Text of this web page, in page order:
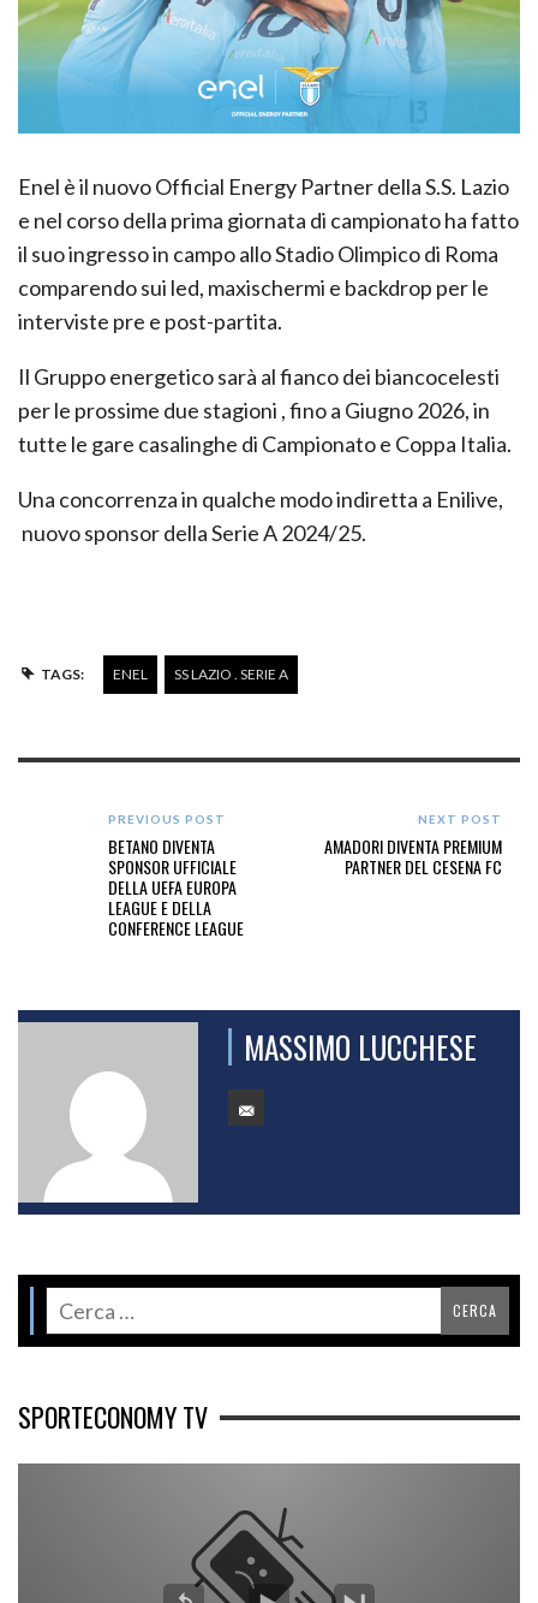
Enel è il nuovo Official Energy Partner della S.S. Lazio
e nel corso della prima giornata di campionato ha fatto
il suo ingresso in campo allo Stadio Olimpico di Roma
comparendo sui led, maxischermi e backdrop per le
interviste pre e post-partita.
Il Gruppo energetico sarà al fianco dei biancocelesti
per le prossime due stagioni , fino a Giugno 2026, in
tutte le gare casalinghe di Campionato e Coppa Italia.
Una concorrenza in qualche modo indiretta a Enilive,
nuovo sponsor della Serie A 2024/25.
TAGS: ENEL SS LAZIO . SERIE A
PREVIOUS POST
BETANO DIVENTA
SPONSOR UFFICIALE
DELLA UEFA EUROPA
LEAGUE E DELLA
CONFERENCE LEAGUE
NEXT POST
AMADORI DIVENTA PREMIUM
PARTNER DEL CESENA FC
MASSIMO LUCCHESE
SPORTECONOMY TV